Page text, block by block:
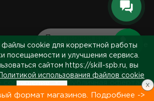
Перезвоним вам
за 5 минут
Д.А., ОГРНИП 325784700361023. Все
права защищены.
ПДн
Политика cookies
соглашение
Публичная оферта
о продавце
файлы cookie для корректной работы
посещаемости и улучшения сервиса.
сайтом https://skill-spb.ru, вы
Политикой использования файлов cookie
формат магазинов. Подробнее ->
x